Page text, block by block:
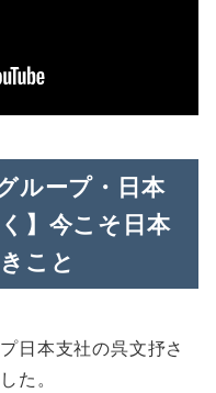
ループ・日本
】今こそ日本
こと
日本支社の呉文抒さ
た。